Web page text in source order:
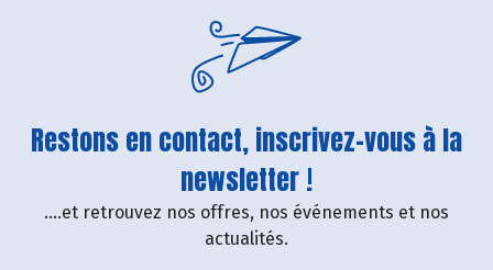
Restons en contact, inscrivez-vous à la
newsletter !
....et retrouvez nos offres, nos événements et nos
actualités.